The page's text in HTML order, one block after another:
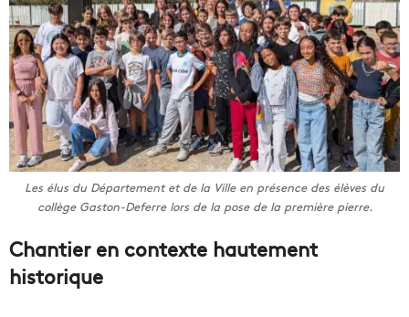
Les élus du Département et de la Ville en présence des élèves du
collège Gaston-Deferre lors de la pose de la première pierre.
Chantier en contexte hautement
historique